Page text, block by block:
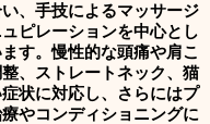
、手技によるマッサージ
ピレーションを中心とし
す。慢性的な頭痛や肩こ
、ストレートネック、猫
状に対応し、さらにはプ
やコンディショニングに